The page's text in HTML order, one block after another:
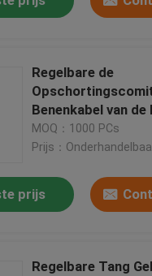
Regelbare de
Benenkabel van de
MOQ：1000 PCs
Prijs：
prijs
Regelbare Tang